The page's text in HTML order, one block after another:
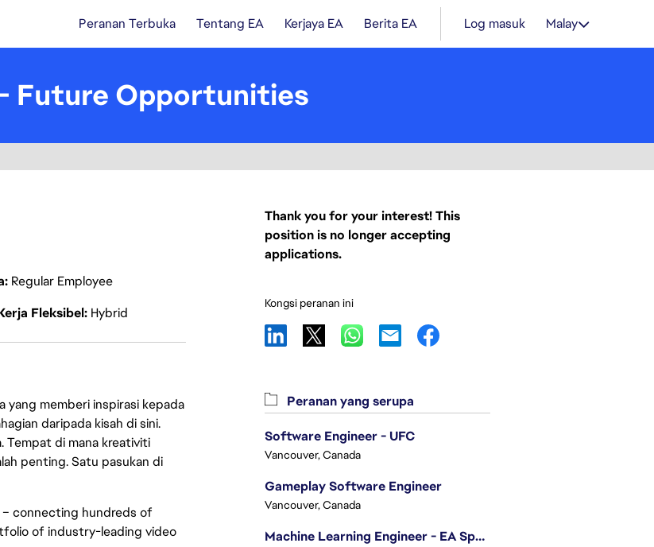
Peranan Terbuka Tentang EA Kerjaya EA Berita EA Log masuk Malay
Future Opportunities
Regular Employee
Fleksibel Hybrid
memberi inspirasi kepada
daripada kisah di sini.
Tempat di mana kreativiti
penting. Satu pasukan di
connecting hundreds of
of industry-leading video
Thank you for your interest! This
position is no longer accepting
applications.
Kongsi peranan ini
Peranan yang serupa
Software Engineer - UFC
Vancouver, Canada
Gameplay Software Engineer
Vancouver, Canada
Machine Learning Engineer - EA Sports FC